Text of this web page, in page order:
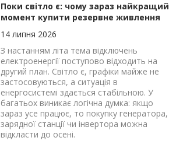
Поки світло є: чому зараз найкращий
момент купити резервне живлення
14 липня 2026
З настанням літа тема відключень
електроенергії поступово відходить на
другий план. Світло є, графіки майже не
застосовуються, а ситуація в
енергосистемі здається стабільною. У
багатьох виникає логічна думка: якщо
зараз усе працює, то покупку генератора,
зарядної станції чи інвертора можна
відкласти до осені.